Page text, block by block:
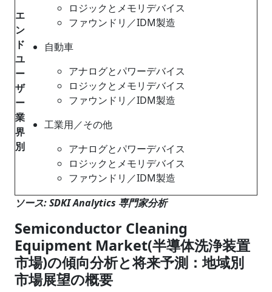
エ
ン
ド
ユ
ー
ザ
ー
業
界
別
ロジックとメモリデバイス
ファウンドリ／IDM製造
自動車
アナログとパワーデバイス
ロジックとメモリデバイス
ファウンドリ／IDM製造
工業用／その他
アナログとパワーデバイス
ロジックとメモリデバイス
ファウンドリ／IDM製造
ソース: SDKI Analytics 専門家分析
Semiconductor Cleaning
Equipment Market(半導体洗浄装置
市場)の傾向分析と将来予測：地域別
市場展望の概要